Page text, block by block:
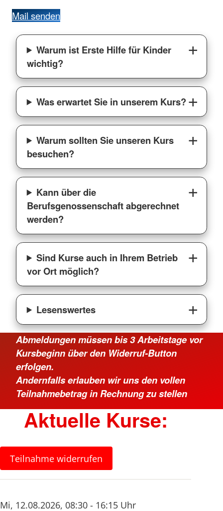
Mail senden
Warum ist Erste Hilfe für Kinder
wichtig?
Was erwartet Sie in unserem Kurs?
Warum sollten Sie unseren Kurs
besuchen?
Kann über die
Berufsgenossenschaft abgerechnet
werden?
Sind Kurse auch in Ihrem Betrieb
vor Ort möglich?
Lesenswertes
Abmeldungen müssen bis 3 Arbeitstage vor
Kursbeginn über den Widerruf-Button
erfolgen.
Andernfalls erlauben wir uns den vollen
Teilnahmebetrag in Rechnung zu stellen
Aktuelle Kurse:
Teilnahme widerrufen
Mi, 12.08.2026, 08:30 - 16:15 Uhr